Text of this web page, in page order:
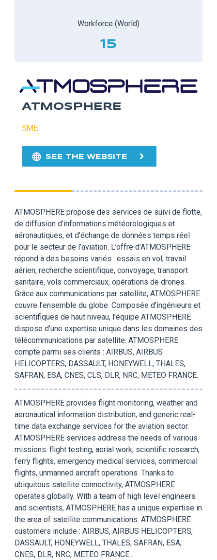
Workforce (World)
15
ATMOSPHERE
SME
SEE THE WEBSITE
ATMOSPHERE propose des services de suivi de flotte,
de diffusion d’informations météorologiques et
aéronautiques, et d’échange de données temps réel
pour le secteur de l’aviation. L’offre d’ATMOSPHERE
répond à des besoins variés : essais en vol, travail
aérien, recherche scientifique, convoyage, transport
sanitaire, vols commerciaux, opérations de drones.
Grâce aux communications par satellite, ATMOSPHERE
couvre l’ensemble du globe. Composée d’ingénieurs et
scientifiques de haut niveau, l’équipe ATMOSPHERE
dispose d’une expertise unique dans les domaines des
télécommunications par satellite. ATMOSPHERE
compte parmi ses clients : AIRBUS, AIRBUS
HELICOPTERS, DASSAULT, HONEYWELL, THALES,
SAFRAN, ESA, CNES, CLS, DLR, NRC, METEO FRANCE.
ATMOSPHERE provides flight monitoring, weather and
aeronautical information distribution, and generic real-
time data exchange services for the aviation sector.
ATMOSPHERE services address the needs of various
missions: flight testing, aerial work, scientific research,
ferry flights, emergency medical services, commercial
flights, unmanned aircraft operations. Thanks to
ubiquitous satellite connectivity, ATMOSPHERE
operates globally. With a team of high level engineers
and scientists, ATMOSPHERE has a unique expertise in
the area of satellite communications. ATMOSPHERE
customers include : AIRBUS, AIRBUS HELICOPTERS,
DASSAULT, HONEYWELL, THALES, SAFRAN, ESA,
CNES, DLR, NRC, METEO FRANCE..